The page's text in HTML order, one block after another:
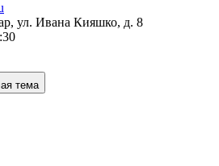
ул. Ивана Кияшко, д. 8
тема